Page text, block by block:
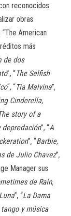
reconocidos
obras
American
más
de dos
”, “The Selfish
“, “Tía Malvina”,
Cinderella,
story of a
depredación”, “A
”, “Barbie,
de Julio Chavez”,
Manager sus
de Rain,
”, “La Dama
y música